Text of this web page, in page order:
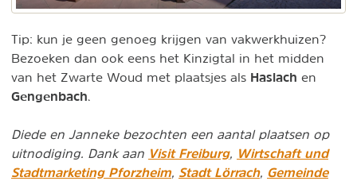
Tip: kun je geen genoeg krijgen van vakwerkhuizen?
Bezoeken dan ook eens het Kinzigtal in het midden
van het Zwarte Woud met plaatsjes als Haslach en
Gengenbach
Diede en Janneke bezochten een aantal plaatsen op
uitnodiging. Dank aan Visit Freiburg,
Wirtschaft und
Stadtmarketing Pforzheim, Stadt Lörrach, Gemeinde